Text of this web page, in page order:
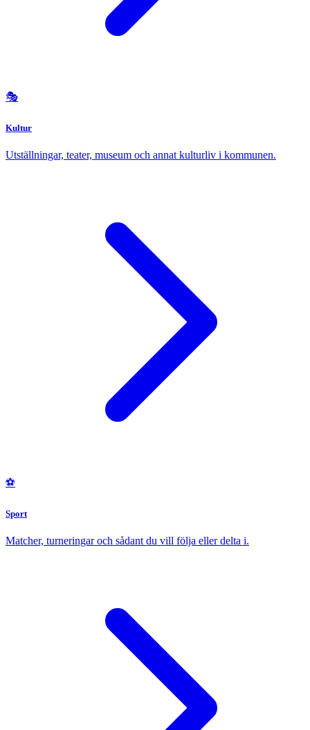
🎭
Kultur
Utställningar, teater, museum och annat kulturliv i kommunen.
⚽
Sport
Matcher, turneringar och sådant du vill följa eller delta i.